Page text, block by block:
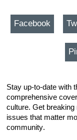
Facebook
Stay up-to-date with
comprehensive
culture. Get
issues that matter
community.